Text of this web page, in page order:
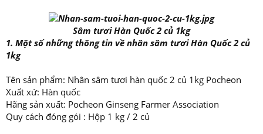
Sâm tươi Hàn Quốc 2 củ 1kg
1. Một số những thông tin về nhân sâm tươi Hàn Quốc 2 củ
1kg
Tên sản phẩm: Nhân sâm tươi hàn quốc 2 củ 1kg Pocheon
Xuất xứ: Hàn quốc
Hãng sản xuất: Pocheon Ginseng Farmer Association
Quy cách đóng gói : Hộp 1 kg / 2 củ